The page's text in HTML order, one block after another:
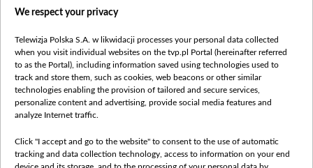
Правілы выкарыстання матэрыялаў
Бяспека
Youtube
Белсат news
Белсат Shorts
Жэстачайшы мульт
Belsat English
We respect your privacy
Telewizja Polska S.A. w likwidacji processes your personal data collected
when you visit individual websites on the tvp.pl Portal (hereinafter referred
to as the Portal), including information saved using technologies used to
track and store them, such as cookies, web beacons or other similar
technologies enabling the provision of tailored and secure services,
personalize content and advertising, provide social media features and
analyze Internet traffic.
Click "I accept and go to the website" to consent to the use of automatic
tracking and data collection technology, access to information on your end